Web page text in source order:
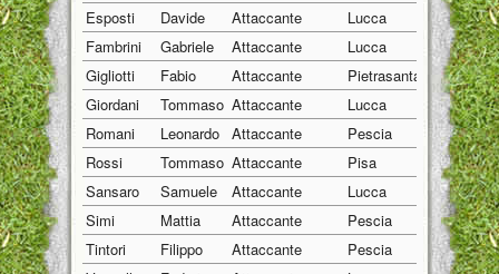
Esposti
Davide Attaccante Lucca
26/11/2001
Fambrini
Gabriele Attaccante Lucca
03/05/2001
Gigliotti
Fabio Attaccante Pietrasanta
26/01/2001
Giordani
Tommaso Attaccante Lucca
20/05/2001
Romani
Leonardo Attaccante Pescia
03/05/2001
Rossi
Tommaso Attaccante Pisa
29/10/2001
Sansaro
Samuele Attaccante Lucca
11/05/2001
Simi
Mattia Attaccante Pescia
26/04/2001
Tintori
Filippo Attaccante Pescia
08/12/2001